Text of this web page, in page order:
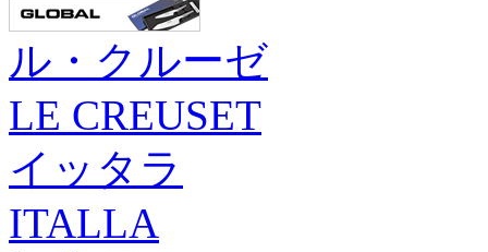
ル・クルーゼ
LE CREUSET
イッタラ
ITALLA